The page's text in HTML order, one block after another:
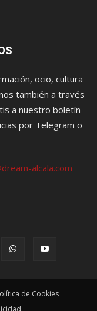
ocio, cultura
también a través
a nuestro boletín
por Telegram o
alcala.com
de Cookies